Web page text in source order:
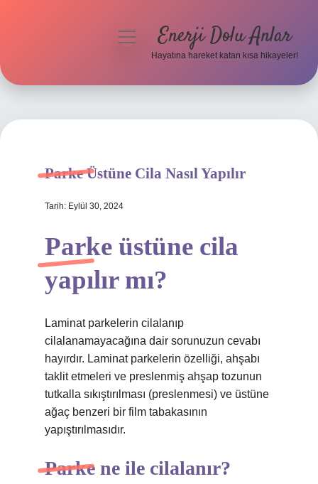
Hakkımızda
menüyüEnerji Dolu Anlar
Hayatına hareket katan kısa hikayeler!
Parke Üstüne Cila Nasıl Yapılır
Tarih: Eylül 30, 2024
Parke üstüne cila
yapılır mı?
Laminat parkelerin cilalanıp
cilalanamayacağına dair sorunuzun cevabı
hayırdır. Laminat parkelerin özelliği, ahşabı
taklit etmeleri ve preslenmiş ahşap tozunun
tutkalla sıkıştırılması (preslenmesi) ve üstüne
ağaç benzeri bir film tabakasının
yapıştırılmasıdır.
Parke ne ile cilalanır?